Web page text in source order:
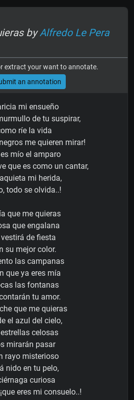
byAlfredo Le Pera
extract your want to annotate.
an annotation
mi ensueño
de tu suspirar,
ríe la vida
me quieren mirar!
mío el amparo
que es como un cantar,
mi herida,
todo se olvida..!
que me quieras
que engalana
de fiesta
su mejor color.
las campanas
que ya eres mía
las fontanas
tu amor.
que me quieras
el azul del cielo,
estrellas celosas
mirarán pasar
rayo misterioso
nido en tu pelo,
curiosa
eres mi consuelo..!